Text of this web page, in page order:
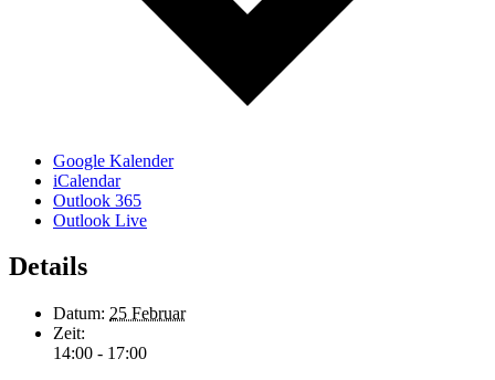
Google Kalender
iCalendar
Outlook 365
Outlook Live
Details
Datum: 25 Februar
Zeit:
14:00 - 17:00